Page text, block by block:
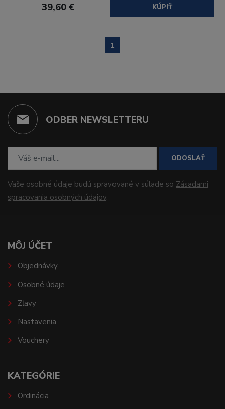
39,60 € KÚPIŤ
1
ODBER NEWSLETTERU
ODOSLAŤ
Vaše osobné údaje budú spravované v súlade so Zásadami
spracovania osobných údajov.
MÔJ ÚČET
Objednávky
Osobné údaje
Zľavy
Nastavenia
Vouchery
KATEGÓRIE
Ordinácia